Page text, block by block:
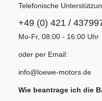
Telefonische
+49 (0) 421 /
Mo-Fr, 08:00 - 16:00 Uhr
oder per Email:
info@loewe-motors.de
Wie beantrage ich die